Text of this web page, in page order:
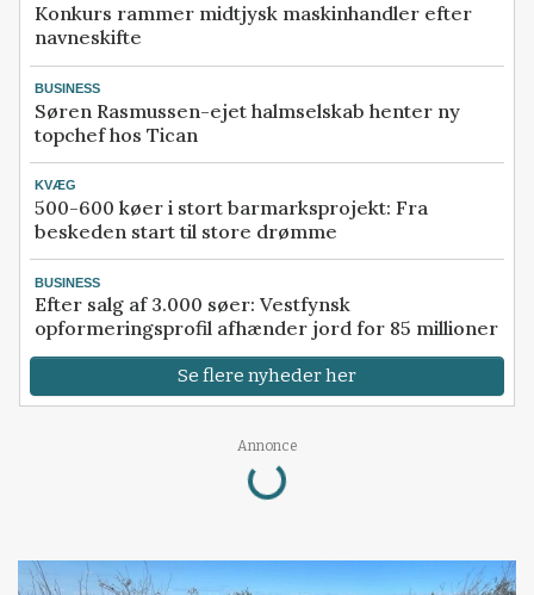
Konkurs rammer midtjysk maskinhandler efter
navneskifte
BUSINESS
Søren Rasmussen-ejet halmselskab henter ny
topchef hos Tican
KVÆG
500-600 køer i stort barmarksprojekt: Fra
beskeden start til store drømme
BUSINESS
Efter salg af 3.000 søer: Vestfynsk
opformeringsprofil afhænder jord for 85 millioner
Se flere nyheder her
Annonce
Loading...